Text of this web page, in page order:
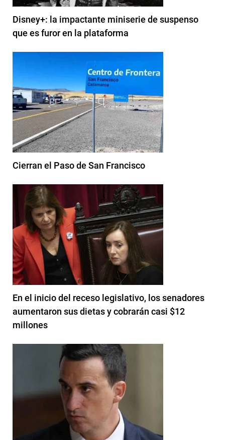
Disney+: la impactante miniserie de suspenso
que es furor en la plataforma
Cierran el Paso de San Francisco
En el inicio del receso legislativo, los senadores
aumentaron sus dietas y cobrarán casi $12
millones